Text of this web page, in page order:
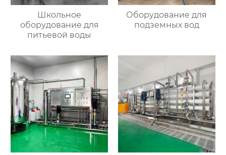
Школьное
оборудование для
питьевой воды
Оборудование для
подземных вод